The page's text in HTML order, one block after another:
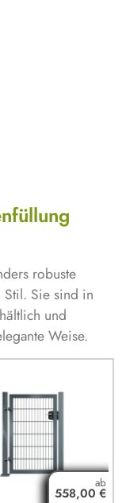
robuste
Stil. Sie sind in
und
Weise.
558,00 €